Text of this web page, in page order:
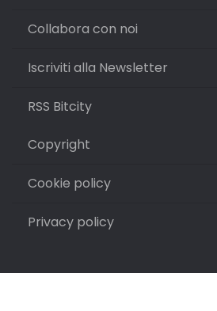
Collabora con noi
Iscriviti alla Newsletter
RSS Bitcity
Copyright
Cookie policy
Privacy policy